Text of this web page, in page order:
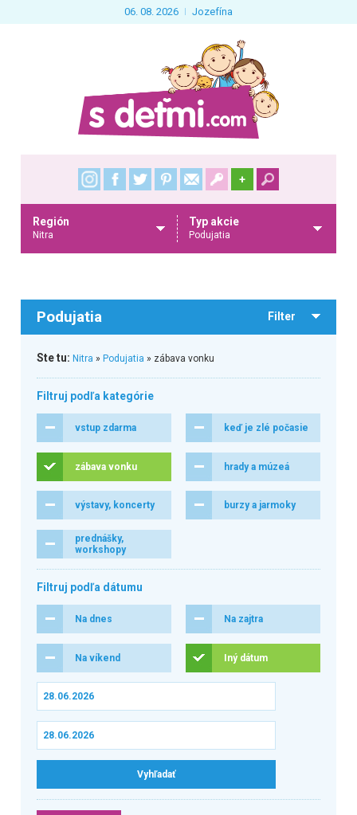
06. 08. 2026 Jozefína
+
Región
Nitra
Typ akcie
Podujatia
Podujatia Filter
Ste tu: Nitra » Podujatia » zábava vonku
Filtruj podľa kategórie
vstup zdarma keď je zlé počasie
zábava vonku hrady a múzeá
výstavy, koncerty burzy a jarmoky
prednášky,
workshopy
Filtruj podľa dátumu
Na dnes Na zajtra
Na víkend Iný dátum